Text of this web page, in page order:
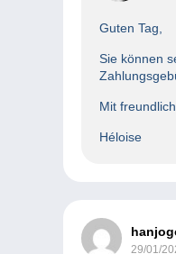
Guten Tag,
Sie können
Mit
Héloise
29/01/